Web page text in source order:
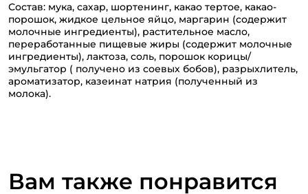
Состав: мука, сахар, шортенинг, какао тертое, какао-
порошок, жидкое цельное яйцо, маргарин (содержит
молочные ингредиенты), растительное масло,
переработанные пищевые жиры (содержит молочные
ингредиенты), лактоза, соль, порошок корицы/
эмульгатор ( получено из соевых бобов), разрыхлитель,
ароматизатор, казеинат натрия (полученный из
молока).
Вам также понравится